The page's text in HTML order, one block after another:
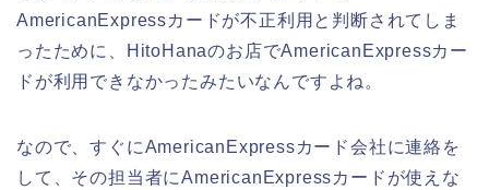
AmericanExpressカードが不正利用と判断されてしま
ったために、HitoHanaのお店でAmericanExpressカー
ドが利用できなかったみたいなんですよね。
なので、すぐにAmericanExpressカード会社に連絡を
して、その担当者にAmericanExpressカードが使えな